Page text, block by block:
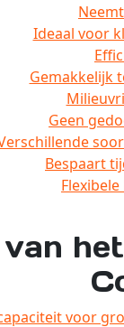
Ideaal voor
Gemakkelijk
Geen
Bespaart
van
voor